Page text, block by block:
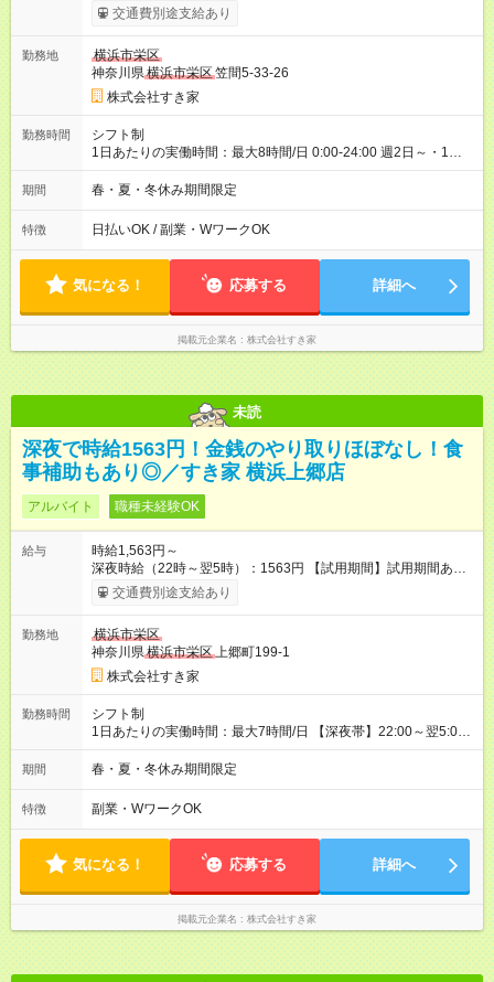
1563円 高校生時給：1225円 【特別手当】早朝手当（5：00-9：
00）時給+150円 【試用期間】試用期間あり 試用期間の長さ：1
30日（※条件変更なし）ですが、切り上げで一ヶ月とさせてい
ただきます。 研修制度あり：15時間(研修中も同時給）
交通費別途支給あり
勤務地
横浜市栄区
神奈川県横浜市栄区笠間5-33-26
株式会社すき家
勤務時間
シフト制
1日あたりの実働時間：最大8時間/日 0:00-24:00 週2日～・1日
2h～OK ＜シフト例＞ 〇朝帯 5:00-9:00 〇昼帯 9:00-14:00 〇午
後帯 14:00-18:00 〇夜帯 18:00-22:00 〇深夜帯 22:00-翌5:00 基
ます♪
期間 春・夏・冬休み期間限定
特徴 日払いOK / 副業・WワークOK
気になる！ 応募する 詳細へ
掲載元企業名 株式会社すき家
未読
深夜で時給1563円！金銭のやり取りほぼなし！食
事補助もあり◎／すき家 横浜上郷店
アルバイト 職種未経験OK
給与
時給1,563円～
深夜時給（22時～翌5時）：1563円 【試用期間】試用期間あり
試用期間の長さ：1ヶ月 雇用形態、給与は本採用時と同じです。
試用期間の実態は30日（※条件変更なし）ですが、切り上げで
同時給）
交通費別途支給あり
勤務地
横浜市栄区
神奈川県横浜市栄区上郷町199-1
株式会社すき家
勤務時間
シフト制
1日あたりの実働時間：最大7時間/日 【深夜帯】22:00～翌5:00
週2日～・1日2h～OK◎ ※22:00から翌5:00までは18歳以上の方
のみ勤務可能です（18歳未満の深夜業務禁止のため） ★深夜で
す。 必ず、2名以上での勤務を行いますので、安心して働けま
す。
期間 春・夏・冬休み期間限定
特徴 副業・WワークOK
気になる！ 応募する 詳細へ
掲載元企業名 株式会社すき家